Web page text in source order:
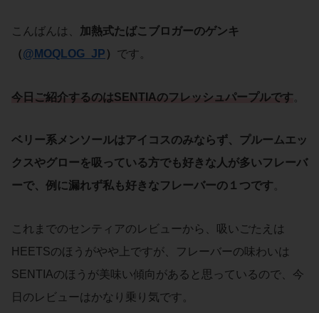
こんばんは、 加熱式たばこブロガーのゲンキ
（@MOQLOG_JP ） です。
今日ご紹介するのはSENTIAのフレッシュパープルです
ベリー系メンソールはアイコスのみならず、 プルームエッ
クスやグローを吸っている方でも好きな人が多いフレーバ
ーで、例に漏れず私も好きなフレーバーの１つです
これまでのセンティアのレビューから、吸いごたえは
HEETSのほうがやや上ですが、フレーバーの味わいは
SENTIAのほうが美味い傾向があると思っているので、今
日のレビューはかなり乗り気です。